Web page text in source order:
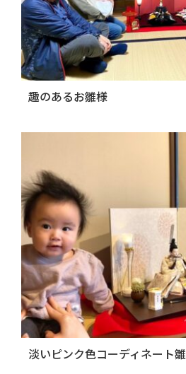
趣のあるお雛様
淡いピンク色コーディネート雛